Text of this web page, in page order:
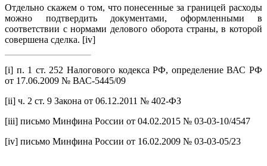
Отдельно скажем о том, что понесенные за границей расходы
можно подтвердить документами, оформленными в
соответствии с нормами делового оборота страны, в которой
совершена сделка. [iv]
[i] п. 1 ст. 252 Налогового кодекса РФ, определение ВАС РФ
от 17.06.2009 № ВАС-5445/09
[ii] ч. 2 ст. 9 Закона от 06.12.2011 № 402-ФЗ
[iii] письмо Минфина России от 04.02.2015 № 03-03-10/4547
[iv] письмо Минфина России от 16.02.2009 № 03-03-05/23